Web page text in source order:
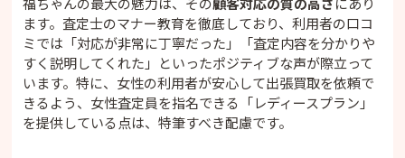
ます。査定士のマナー教育を徹底しており、利用者の口コ
ミでは「対応が非常に丁寧だった」「査定内容を分かりや
すく説明してくれた」といったポジティブな声が際立って
います。特に、女性の利用者が安心して出張買取を依頼で
きるよう、女性査定員を指名できる「レディースプラン」
を提供している点は、特筆すべき配慮です。